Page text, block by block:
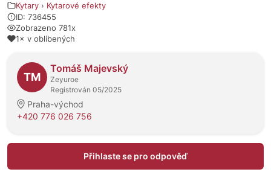
Kytary › Kytarové efekty
ID: 736455
Zobrazeno 781x
1× v oblíbených
O prodejci
TM
Tomáš Majevský
Zeyuroe
Registrován 05/2025
Praha-východ
+420 776 026 756
Přihlaste se pro odpověď